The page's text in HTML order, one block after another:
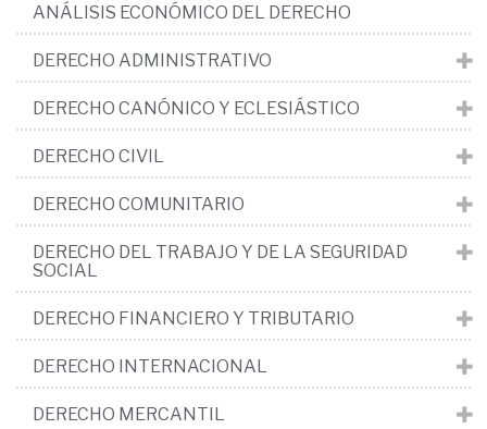
ANÁLISIS ECONÓMICO DEL DERECHO
DERECHO ADMINISTRATIVO
DERECHO CANÓNICO Y ECLESIÁSTICO
DERECHO CIVIL
DERECHO COMUNITARIO
DERECHO DEL TRABAJO Y DE LA SEGURIDAD
SOCIAL
DERECHO FINANCIERO Y TRIBUTARIO
DERECHO INTERNACIONAL
DERECHO MERCANTIL